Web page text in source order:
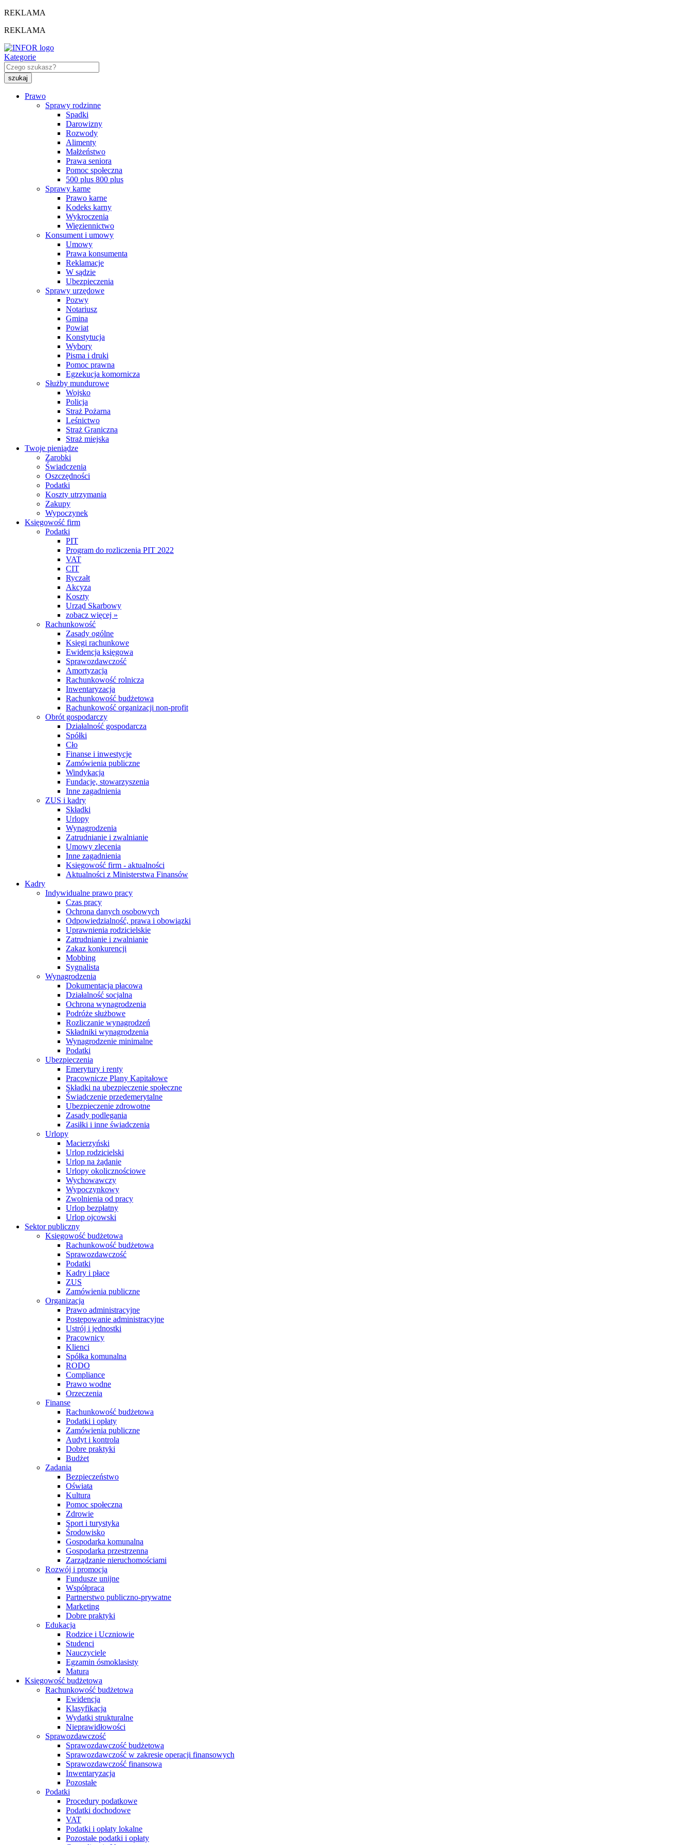
REKLAMA
REKLAMA
Kategorie
Prawo
Sprawy rodzinne
Spadki
Darowizny
Rozwody
Alimenty
Małżeństwo
Prawa seniora
Pomoc społeczna
500 plus 800 plus
Sprawy karne
Prawo karne
Kodeks karny
Wykroczenia
Więziennictwo
Konsument i umowy
Umowy
Prawa konsumenta
Reklamacje
W sądzie
Ubezpieczenia
Sprawy urzędowe
Pozwy
Notariusz
Gmina
Powiat
Konstytucja
Wybory
Pisma i druki
Pomoc prawna
Egzekucja komornicza
Służby mundurowe
Wojsko
Policja
Straż Pożarna
Leśnictwo
Straż Graniczna
Straż miejska
Twoje pieniądze
Zarobki
Świadczenia
Oszczędności
Podatki
Koszty utrzymania
Zakupy
Wypoczynek
Księgowość firm
Podatki
PIT
Program do rozliczenia PIT 2022
VAT
CIT
Ryczałt
Akcyza
Koszty
Urząd Skarbowy
zobacz więcej »
Rachunkowość
Zasady ogólne
Księgi rachunkowe
Ewidencja księgowa
Sprawozdawczość
Amortyzacja
Rachunkowość rolnicza
Inwentaryzacja
Rachunkowość budżetowa
Rachunkowość organizacji non-profit
Obrót gospodarczy
Działalność gospodarcza
Spółki
Cło
Finanse i inwestycje
Zamówienia publiczne
Windykacja
Fundacje, stowarzyszenia
Inne zagadnienia
ZUS i kadry
Składki
Urlopy
Wynagrodzenia
Zatrudnianie i zwalnianie
Umowy zlecenia
Inne zagadnienia
Księgowość firm - aktualności
Aktualności z Ministerstwa Finansów
Kadry
Indywidualne prawo pracy
Czas pracy
Ochrona danych osobowych
Odpowiedzialność, prawa i obowiązki
Uprawnienia rodzicielskie
Zatrudnianie i zwalnianie
Zakaz konkurencji
Mobbing
Sygnalista
Wynagrodzenia
Dokumentacja płacowa
Działalność socjalna
Ochrona wynagrodzenia
Podróże służbowe
Rozliczanie wynagrodzeń
Składniki wynagrodzenia
Wynagrodzenie minimalne
Podatki
Ubezpieczenia
Emerytury i renty
Pracownicze Plany Kapitałowe
Składki na ubezpieczenie społeczne
Świadczenie przedemerytalne
Ubezpieczenie zdrowotne
Zasady podlegania
Zasiłki i inne świadczenia
Urlopy
Macierzyński
Urlop rodzicielski
Urlop na żądanie
Urlopy okolicznościowe
Wychowawczy
Wypoczynkowy
Zwolnienia od pracy
Urlop bezpłatny
Urlop ojcowski
Sektor publiczny
Księgowość budżetowa
Rachunkowość budżetowa
Sprawozdawczość
Podatki
Kadry i płace
ZUS
Zamówienia publiczne
Organizacja
Prawo administracyjne
Postępowanie administracyjne
Ustrój i jednostki
Pracownicy
Klienci
Spółka komunalna
RODO
Compliance
Prawo wodne
Orzeczenia
Finanse
Rachunkowość budżetowa
Podatki i opłaty
Zamówienia publiczne
Audyt i kontrola
Dobre praktyki
Budżet
Zadania
Bezpieczeństwo
Oświata
Kultura
Pomoc społeczna
Zdrowie
Sport i turystyka
Środowisko
Gospodarka komunalna
Gospodarka przestrzenna
Zarządzanie nieruchomościami
Rozwój i promocja
Fundusze unijne
Współpraca
Partnerstwo publiczno-prywatne
Marketing
Dobre praktyki
Edukacja
Rodzice i Uczniowie
Studenci
Nauczyciele
Egzamin ósmoklasisty
Matura
Księgowość budżetowa
Rachunkowość budżetowa
Ewidencja
Klasyfikacja
Wydatki strukturalne
Nieprawidłowości
Sprawozdawczość
Sprawozdawczość budżetowa
Sprawozdawczość w zakresie operacji finansowych
Sprawozdawczość finansowa
Inwentaryzacja
Pozostałe
Podatki
Procedury podatkowe
Podatki dochodowe
VAT
Podatki i opłaty lokalne
Pozostałe podatki i opłaty